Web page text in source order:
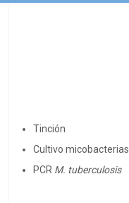
Tinción
Cultivo micobacterias
PCR M. tuberculosis